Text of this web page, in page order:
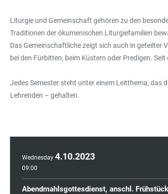
Liturgie und Gemeinschaft gehören zu den
Traditionen der ökumenischen Liturgiefamilien
Das Gemeinschaftliche zeigt sich auch in geteilter
bei den Fürbitten, beim Küstern oder Predigen.
Jedes Semester steht unter einem Leitthema, das
Lehrenden – gehalten.
Wednesday 4.10.2023
09:00
Abendmahlsgottesdienst, anschl. Frühstück